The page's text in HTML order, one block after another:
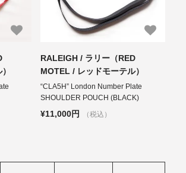
RALEIGH / ラリー（RED
MOTEL / レッドモーテル）
“CLA5H” London Number Plate
SHOULDER POUCH (BLACK)
¥11,000円 （税込）